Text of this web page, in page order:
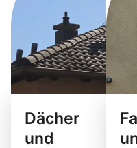
Dächer
und